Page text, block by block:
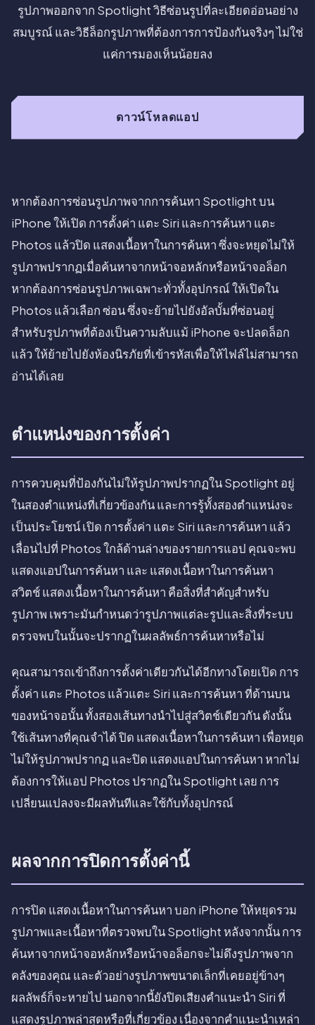
รูปภาพออกจาก Spotlight วิธีซ่อนรูปที่ละเอียดอ่อนอย่าง
สมบูรณ์ และวิธีล็อกรูปภาพที่ต้องการการป้องกันจริงๆ ไม่ใช่
แค่การมองเห็นน้อยลง
ดาวน์โหลดแอป
หากต้องการซ่อนรูปภาพจากการค้นหา Spotlight บน
iPhone ให้เปิด การตั้งค่า แตะ Siri และการค้นหา แตะ
Photos แล้วปิด แสดงเนื้อหาในการค้นหา ซึ่งจะหยุดไม่ให้
รูปภาพปรากฏเมื่อค้นหาจากหน้าจอหลักหรือหน้าจอล็อก
หากต้องการซ่อนรูปภาพเฉพาะทั่วทั้งอุปกรณ์ ให้เปิดใน
Photos แล้วเลือก ซ่อน ซึ่งจะย้ายไปยังอัลบั้มที่ซ่อนอยู่
สำหรับรูปภาพที่ต้องเป็นความลับแม้ iPhone จะปลดล็อก
แล้ว ให้ย้ายไปยังห้องนิรภัยที่เข้ารหัสเพื่อให้ไฟล์ไม่สามารถ
อ่านได้เลย
ตำแหน่งของการตั้งค่า
การควบคุมที่ป้องกันไม่ให้รูปภาพปรากฏใน Spotlight อยู่
ในสองตำแหน่งที่เกี่ยวข้องกัน และการรู้ทั้งสองตำแหน่งจะ
เป็นประโยชน์ เปิด การตั้งค่า แตะ Siri และการค้นหา แล้ว
เลื่อนไปที่ Photos ใกล้ด้านล่างของรายการแอป คุณจะพบ
แสดงแอปในการค้นหา และ แสดงเนื้อหาในการค้นหา
สวิตช์ แสดงเนื้อหาในการค้นหา คือสิ่งที่สำคัญสำหรับ
รูปภาพ เพราะมันกำหนดว่ารูปภาพแต่ละรูปและสิ่งที่ระบบ
ตรวจพบในนั้นจะปรากฏในผลลัพธ์การค้นหาหรือไม่
คุณสามารถเข้าถึงการตั้งค่าเดียวกันได้อีกทางโดยเปิด การ
ตั้งค่า แตะ Photos แล้วแตะ Siri และการค้นหา ที่ด้านบน
ของหน้าจอนั้น ทั้งสองเส้นทางนำไปสู่สวิตช์เดียวกัน ดังนั้น
ใช้เส้นทางที่คุณจำได้ ปิด แสดงเนื้อหาในการค้นหา เพื่อหยุด
ไม่ให้รูปภาพปรากฏ และปิด แสดงแอปในการค้นหา หากไม่
ต้องการให้แอป Photos ปรากฏใน Spotlight เลย การ
เปลี่ยนแปลงจะมีผลทันทีและใช้กับทั้งอุปกรณ์
ผลจากการปิดการตั้งค่านี้
การปิด แสดงเนื้อหาในการค้นหา บอก iPhone ให้หยุดรวม
รูปภาพและเนื้อหาที่ตรวจพบใน Spotlight หลังจากนั้น การ
ค้นหาจากหน้าจอหลักหรือหน้าจอล็อกจะไม่ดึงรูปภาพจาก
คลังของคุณ และตัวอย่างรูปภาพขนาดเล็กที่เคยอยู่ข้างๆ
ผลลัพธ์ก็จะหายไป นอกจากนี้ยังปิดเสียงคำแนะนำ Siri ที่
แสดงรูปภาพล่าสุดหรือที่เกี่ยวข้อง เนื่องจากคำแนะนำเหล่า